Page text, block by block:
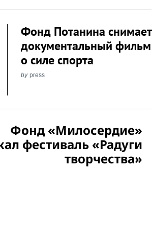
Фонд Потанина снимает
документальный фильм
о силе спорта
by press
Фонд «Милосердие»
фестиваль «Радуги
творчества»